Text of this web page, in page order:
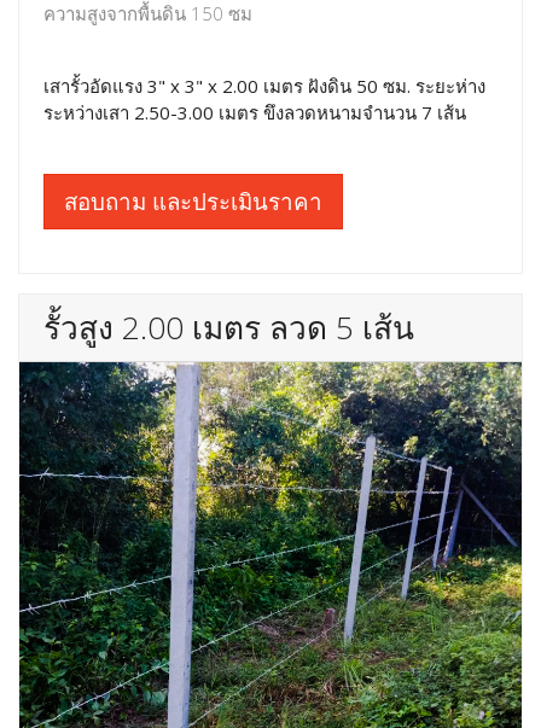
ความสูงจากพื้นดิน 150 ซม
เสารั้วอัดแรง 3" x 3" x 2.00 เมตร ฝังดิน 50 ซม. ระยะห่าง
ระหว่างเสา 2.50-3.00 เมตร ขึงลวดหนามจำนวน 7 เส้น
สอบถาม และประเมินราคา
รั้วสูง 2.00 เมตร ลวด 5 เส้น